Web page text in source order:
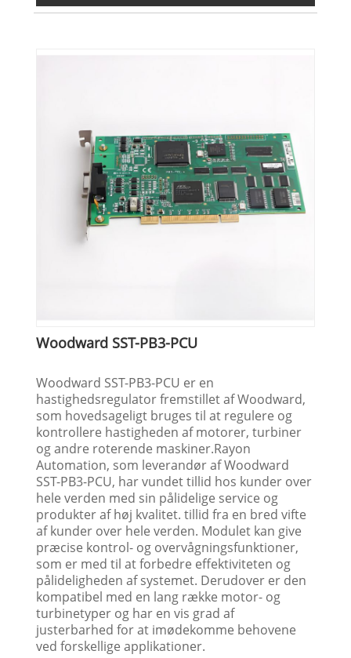
Woodward SST-PB3-PCU
Woodward SST-PB3-PCU er en
hastighedsregulator fremstillet af Woodward,
som hovedsageligt bruges til at regulere og
kontrollere hastigheden af ​​motorer, turbiner
og andre roterende maskiner.Rayon
Automation, som leverandør af Woodward
SST-PB3-PCU, har vundet tillid hos kunder over
hele verden med sin pålidelige service og
produkter af høj kvalitet. tillid fra en bred vifte
af kunder over hele verden. Modulet kan give
præcise kontrol- og overvågningsfunktioner,
som er med til at forbedre effektiviteten og
pålideligheden af ​​systemet. Derudover er den
kompatibel med en lang række motor- og
turbinetyper og har en vis grad af
justerbarhed for at imødekomme behovene
ved forskellige applikationer.